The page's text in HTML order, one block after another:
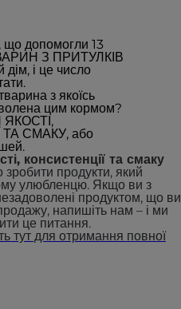
допомогли 13
З ПРИТУЛКІВ
дім, і це число
з якоїсь
цим кормом?
ЯКОСТІ,
СМАКУ, або
консистенції та смаку
продукти, який
улюбленцю. Якщо ви з
продуктом, що ви
напишіть нам – і ми
це питання.
тут для отримання повної